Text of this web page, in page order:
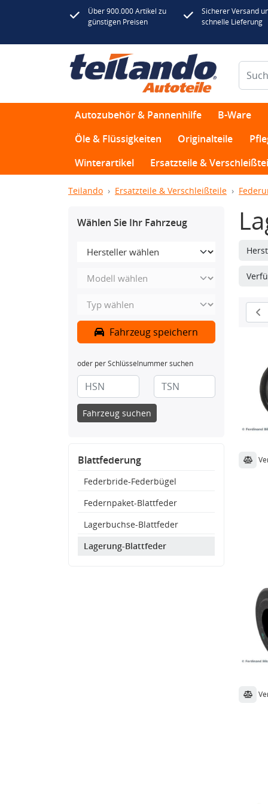
Über 900.000 Artikel zu
günstigen Preisen
Sicherer Versand
schnelle Lieferung
Autozubehör & Pannenhilfe B-Ware
Öle & Flüssigkeiten
Originalteile
Winterartikel
Ersatzteile &
Teilando Ersatzteile & Verschleißteile
Wählen Sie Ihr Fahrzeug
Fahrzeug speichern
oder per Schlüsselnummer suchen
Fahrzeug suchen
Blattfederung
Federbride-Federbügel
Federnpaket-Blattfeder
Lagerbuchse-Blattfeder
Lagerung-Blattfeder